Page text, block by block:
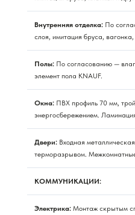
Внутренняя отделка: По
слоя, имитация бруса, вагонка,
Полы: По согласованию —
элемент пола KNAUF.
Окна: ПВХ профиль 70 мм,
энергосбережением.
Двери: Входная
терморазрывом.
КОММУНИКАЦИИ:
Электрика: Монтаж скрытым